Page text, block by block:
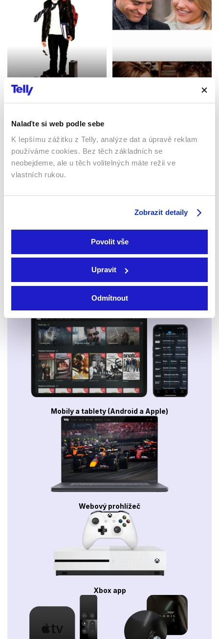
Nalaďte si web podle sebe
K lepšímu zážitku z Telly, analýze dat a úpravě reklam
používáme cookies. Bez těch základních se
neobejdeme, ale u těch volitelných máte režii ve
vlastních rukou.
Zobrazit detaily
Povolit vše
Upravit
Odmítnout
Znovu 17
2009 | USA | 102 min
Sledujte kdekoliv až na 6 zařízeních
Sledovat internetovou televizi jde odkudkoliv
Mobily a tablety (Android a Apple)
Webový prohlížeč
Xbox app